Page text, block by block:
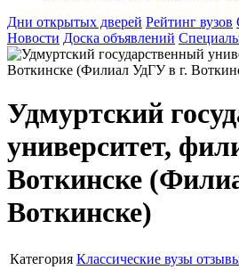
Дни открытых дверей Рейтинг вузов
Новости Доска объявлений
Удмуртский
университет,
Воткинске
Воткинске)
Категория Классические вузы